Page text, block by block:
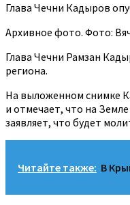
Глава Чечни Кадыров
Архивное фото. Фото:
Глава Чечни Рамзан
региона.
На выложенном снимке
и отмечает, что на
заявляет, что будет
Читайте также: В